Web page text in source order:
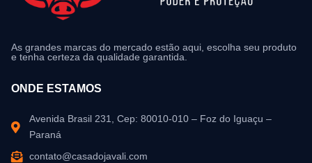
As grandes marcas do mercado estão aqui, escolha seu produto
e tenha certeza da qualidade garantida.
ONDE ESTAMOS
Avenida Brasil 231, Cep: 80010-010 – Foz do Iguaçu –
Paraná
contato@casadojavali.com